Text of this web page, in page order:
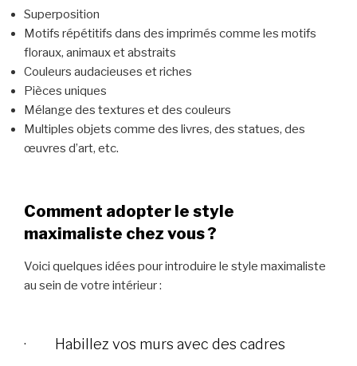
Superposition
Motifs répétitifs dans des imprimés comme les motifs
floraux, animaux et abstraits
Couleurs audacieuses et riches
Pièces uniques
Mélange des textures et des couleurs
Multiples objets comme des livres, des statues, des
œuvres d’art, etc.
Comment adopter le style
maximaliste chez vous ?
Voici quelques idées pour introduire le style maximaliste
au sein de votre intérieur :
· Habillez vos murs avec des cadres